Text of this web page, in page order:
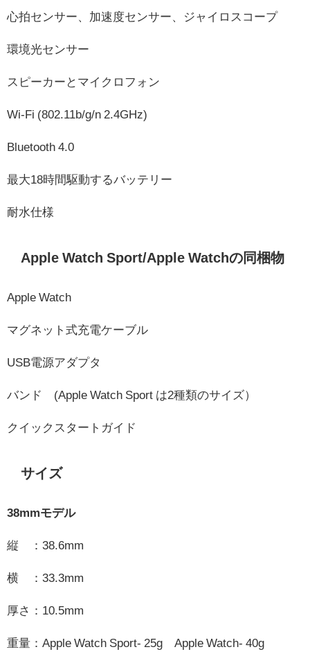
心拍センサー、加速度センサー、ジャイロスコープ
環境光センサー
スピーカーとマイクロフォン
Wi-Fi (802.11b/g/n 2.4GHz)
Bluetooth 4.0
最大18時間駆動するバッテリー
耐水仕様
Apple Watch Sport/Apple Watchの同梱物
Apple Watch
マグネット式充電ケーブル
USB電源アダプタ
バンド (Apple Watch Sport は2種類のサイズ）
クイックスタートガイド
サイズ
38mmモデル
縦 ：38.6mm
横 ：33.3mm
厚さ：10.5mm
重量：Apple Watch Sport- 25g Apple Watch- 40g